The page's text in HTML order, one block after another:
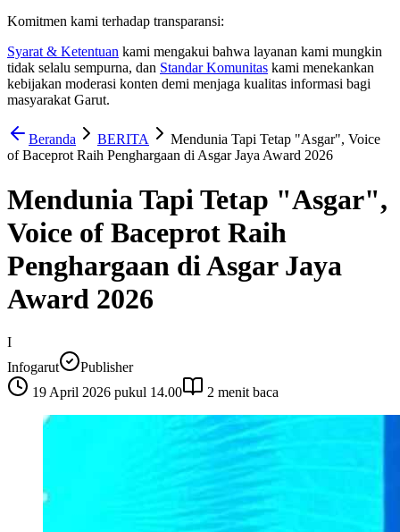
Komitmen kami terhadap transparansi:
Syarat & Ketentuan kami mengakui bahwa layanan kami mungkin
tidak selalu sempurna, dan Standar Komunitas kami menekankan
kebijakan moderasi konten demi menjaga kualitas informasi bagi
masyarakat Garut.
Beranda BERITA
Mendunia Tapi Tetap "Asgar", Voice
of Baceprot Raih Penghargaan di Asgar Jaya Award 2026
Mendunia Tapi Tetap "Asgar",
Voice of Baceprot Raih
Penghargaan di Asgar Jaya
Award 2026
I
Infogarut
Publisher
19 April 2026 pukul 14.00
2 menit baca